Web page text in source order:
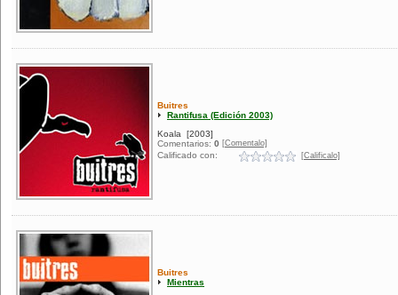
Buitres
Rantifusa (Edición 2003)
Koala
[2003]
Comentarios: 0 [Comentalo]
Calificado con: [Calificalo]
Buitres
Mientras